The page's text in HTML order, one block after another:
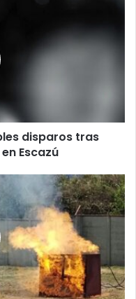
disparos tras
Escazú